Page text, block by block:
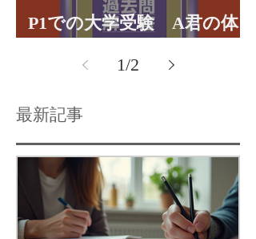
P1での大学受験 A君の体
1/2
最新記事